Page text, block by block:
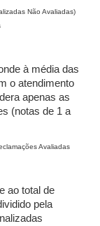
Não Avaliadas)
à média das
o atendimento
apenas as
(notas de 1 a
Avaliadas
ao total de
pela